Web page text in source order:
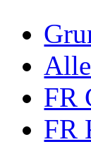
FR
FR